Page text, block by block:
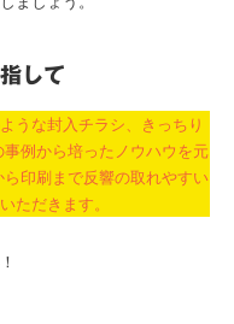
して
うな封入チラシ、きっちり
例から培ったノウハウを元
印刷まで反響の取れやすい
ただきます。